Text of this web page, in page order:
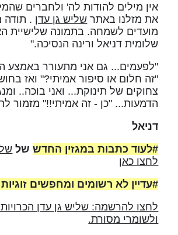
אין מילים להודות לה' ולחברים
את מזלנו באתר שליש גן עדן . תודה
מועדים לשמחה. בתמונה שלישיית
שלומית דניאל ורינה הנסיכה."
"לפעמים... גם אני מתעורר באמצע
"זה חלום או סיפור אמיתי?" ואז
צחוקים של תינוקת... ואני בוכה..
הדמעות... "כן - זה אמיתי!!" מזמור
דניאל
#לעוד כתבות במגזין החדששל
לחצו כאן
#עדיין לא רשומים ומחפשים
לחצו להרשמה: שליש גן עדן
ולשומרי מסורת.